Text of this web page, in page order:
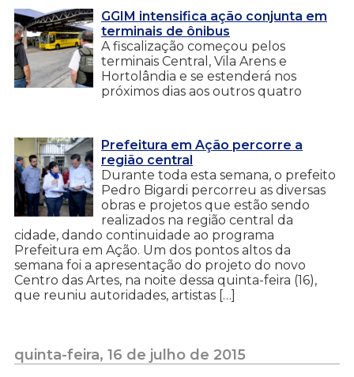
GGIM intensifica ação conjunta em
terminais de ônibus
A fiscalização começou pelos
terminais Central, Vila Arens e
Hortolândia e se estenderá nos
próximos dias aos outros quatro
Prefeitura em Ação percorre a
região central
Durante toda esta semana, o prefeito
Pedro Bigardi percorreu as diversas
obras e projetos que estão sendo
realizados na região central da
cidade, dando continuidade ao programa
Prefeitura em Ação. Um dos pontos altos da
semana foi a apresentação do projeto do novo
Centro das Artes, na noite dessa quinta-feira (16),
que reuniu autoridades, artistas […]
quinta-feira, 16 de julho de 2015